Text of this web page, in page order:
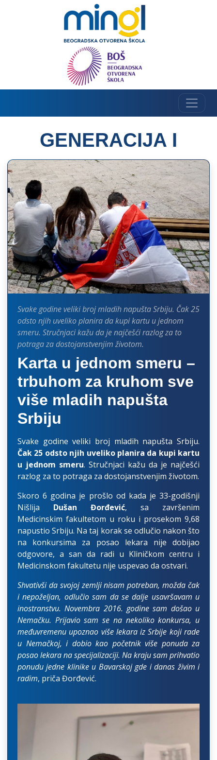
GENERACIJA I
Svake godine veliki broj mladih napušta Srbiju. Čak 25
odsto njih uveliko planira da kupi kartu u jednom
smeru. Stručnjaci kažu da je najčešći razlog za to
potraga za dostojanstvenjim životom.
Karta u jednom smeru –
trbuhom za kruhom sve
više mladih napušta
Srbiju
Svake godine veliki broj mladih napušta Srbiju.
Čak 25 odsto njih uveliko planira da kupi kartu
u jednom smeru. Stručnjaci kažu da je najčešći
razlog za to potraga za dostojanstvenjim životom.
Skoro 6 godina je prošlo od kada je 33-godišnji
Nišlija Dušan Đorđević, sa završenim
Medicinskim fakultetom u roku i prosekom 9,68
napustio Srbiju. Na taj korak se odlučio nakon što
na konkursima za posao lekara nije dobijao
odgovore, a san da radi u Kliničkom centru i
Medicinskom fakultetu nije uspevao da ostvari.
Shvativši da svojoj zemlji nisam potreban, možda čak
i nepoželjan, odlučio sam da se dalje usavršavam u
inostranstvu. Novembra 2016. godine sam došao u
Nemačku. Prijavio sam se na nekoliko konkursa, u
međuvremenu upoznao više lekara iz Srbije koji rade
u Nemačkoj, i dobio kao početnik više ponuda za
posao lekara na specijalizaciji. Na kraju sam prihvatio
ponudu jedne klinike u Bavarskoj gde i danas živim i
radim, priča Đorđević.